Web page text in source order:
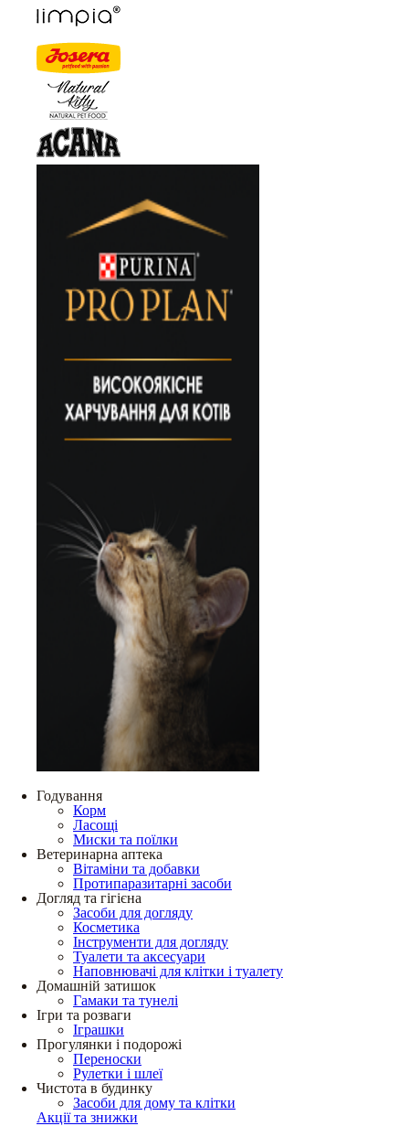
Годування
Корм
Ласощі
Миски та поїлки
Ветеринарна аптека
Вітаміни та добавки
Протипаразитарні засоби
Догляд та гігієна
Засоби для догляду
Косметика
Інструменти для догляду
Туалети та аксесуари
Наповнювачі для клітки і туалету
Домашній затишок
Гамаки та тунелі
Ігри та розваги
Іграшки
Прогулянки і подорожі
Переноски
Рулетки і шлеї
Чистота в будинку
Засоби для дому та клітки
Акції та знижки